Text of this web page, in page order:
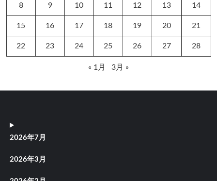
8 9 10 11 12 13 14
15 16 17 18 19 20 21
22 23 24 25 26 27 28
« 1月 3月 »
2026年7月
2026年3月